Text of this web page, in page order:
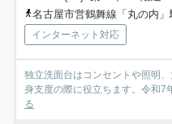
名古屋市営鶴舞線「丸の内
インターネット対応
独立洗面台はコンセントや照明
身支度の際に役立ちます。令和7
る